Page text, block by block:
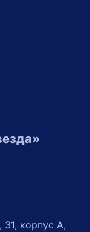
корпус А,